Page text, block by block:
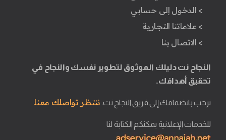
> الدخول إلى حسابي
> علاماتنا التجارية
> الاتصال بنا
النجاح نت دليلك الموثوق لتطوير نفسك والنجاح في
تحقيق أهدافك.
نرحب بانضمامك إلى فريق النجاح نت. ننتظر تواصلك معنا.
للخدمات الإعلانية يمكنكم الكتابة لنا